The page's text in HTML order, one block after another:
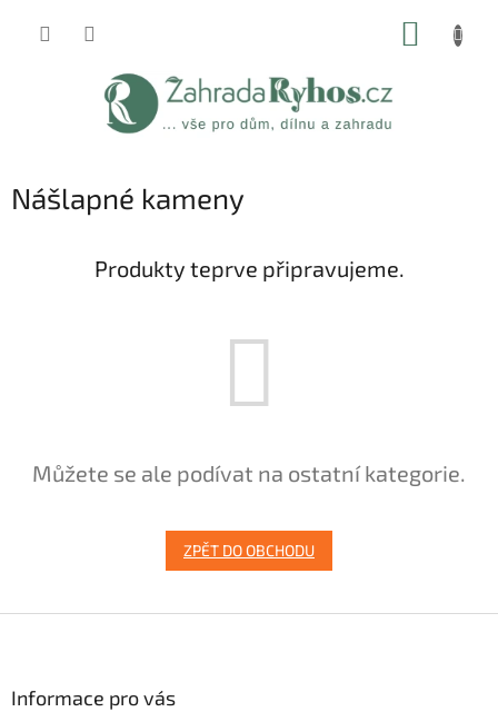
Nášlapné kameny
Produkty teprve připravujeme.
Můžete se ale podívat na ostatní kategorie.
ZPĚT DO OBCHODU
Informace pro vás